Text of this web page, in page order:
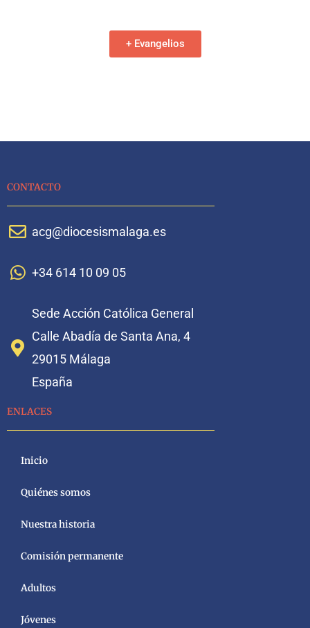
+ Evangelios
CONTACTO
acg@diocesismalaga.es
+34 614 10 09 05
Sede Acción Católica General
Calle Abadía de Santa Ana, 4
29015 Málaga
España
ENLACES
Inicio
Quiénes somos
Nuestra historia
Comisión permanente
Adultos
Jóvenes